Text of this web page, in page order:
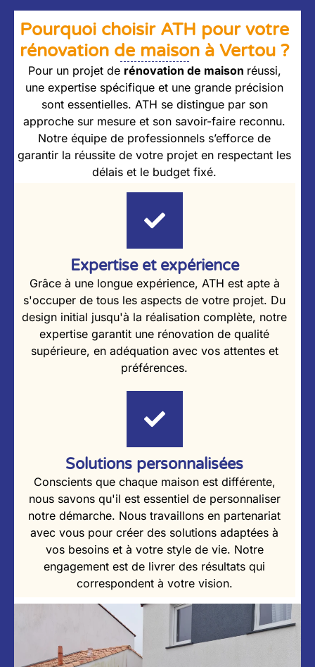
Pourquoi choisir ATH pour votre
rénovation de maison à Vertou ?
Pour un projet de rénovation de maison réussi,
une expertise spécifique et une grande précision
sont essentielles. ATH se distingue par son
approche sur mesure et son savoir-faire reconnu.
Notre équipe de professionnels s’efforce de
garantir la réussite de votre projet en respectant les
délais et le budget fixé.
Expertise et expérience
Grâce à une longue expérience, ATH est apte à
s'occuper de tous les aspects de votre projet. Du
design initial jusqu'à la réalisation complète, notre
expertise garantit une rénovation de qualité
supérieure, en adéquation avec vos attentes et
préférences.
Solutions personnalisées
Conscients que chaque maison est différente,
nous savons qu'il est essentiel de personnaliser
notre démarche. Nous travaillons en partenariat
avec vous pour créer des solutions adaptées à
vos besoins et à votre style de vie. Notre
engagement est de livrer des résultats qui
correspondent à votre vision.